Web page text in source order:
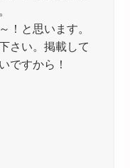
と思います。
さい。掲載して
ですから！